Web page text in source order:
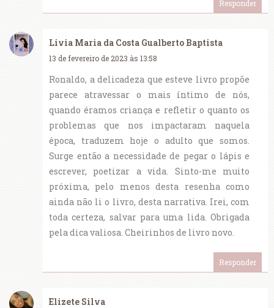
Responder
Livia Maria da Costa Gualberto Baptista
13 de fevereiro de 2023 às 13:58
Ronaldo, a delicadeza que esteve livro propõe
parece atravessar o mais íntimo de nós,
quando éramos criança e refletir o quanto os
problemas que nos impactaram naquela
época, traduzem hoje o adulto que somos.
Surge então a necessidade de pegar o lápis e
escrever, poetizar a vida. Sinto-me muito
próxima, pelo menos desta resenha como
ainda não li o livro, desta narrativa. Irei, com
toda certeza, salvar para uma lida. Obrigada
pela dica valiosa. Cheirinhos de livro novo.
Responder
Elizete Silva